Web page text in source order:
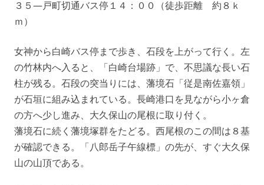
３５—戸町切通バス停１４：００（徒歩距離 約８ｋ
ｍ）
女神から白崎バス停まで歩き、石段を上がって行く。左
の竹林内へ入ると、「白崎台場跡」で、不思議な長い石
柱が残る。石段の突当りには、藩境石「従是南佐嘉領」
が石垣に組み込まれている。長崎港口を見ながら小ヶ倉
の方へ少し進み、大久保山の尾根に取り付く。
藩境石に続く藩境塚群をたどる。西尾根のこの間は８基
が確認できる。「八郎岳子午線標」の先が、すぐ大久保
山の山頂である。